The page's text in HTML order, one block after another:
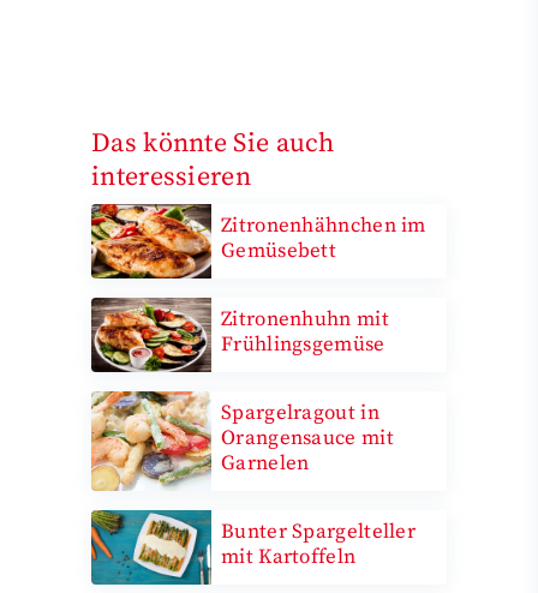
Das könnte Sie auch
interessieren
Zitronenhähnchen im
Gemüsebett
Zitronenhuhn mit
Frühlingsgemüse
Spargelragout in
Orangensauce mit
Garnelen
Bunter Spargelteller
mit Kartoffeln